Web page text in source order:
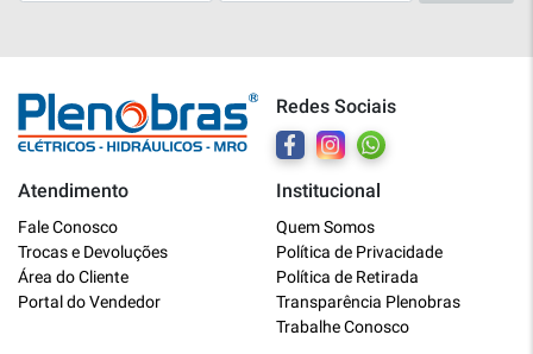
Redes Sociais
Atendimento
Fale Conosco
Trocas e Devoluções
Área do Cliente
Portal do Vendedor
Institucional
Quem Somos
Política de Privacidade
Política de Retirada
Transparência Plenobras
Trabalhe Conosco
Online
Bem vindo a Plenobras! Aqui você
encontra toda a linha de materiais